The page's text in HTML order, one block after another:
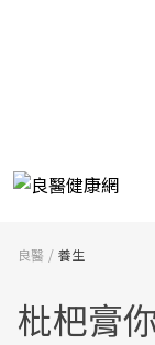
良醫 養生
枇杷膏